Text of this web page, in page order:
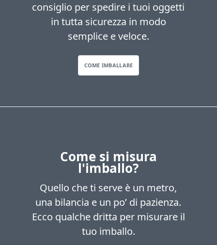
consiglio per spedire i tuoi oggetti
in tutta sicurezza in modo
semplice e veloce.
COME IMBALLARE
Come si misura
l'imballo?
Quello che ti serve è un metro,
una bilancia e un po’ di pazienza.
Ecco qualche dritta per misurare il
tuo imballo.